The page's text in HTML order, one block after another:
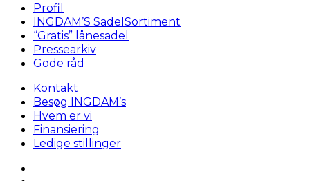
Profil
INGDAM’S SadelSortiment
“Gratis” lånesadel
Pressearkiv
Gode råd
Kontakt
Besøg INGDAM’s
Hvem er vi
Finansiering
Ledige stillinger